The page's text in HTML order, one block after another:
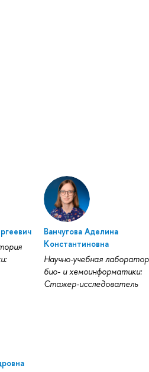
Ванчугова Аделина
Константиновна
Научно-учебная
био- и хемоинформатики:
Стажер-исследователь